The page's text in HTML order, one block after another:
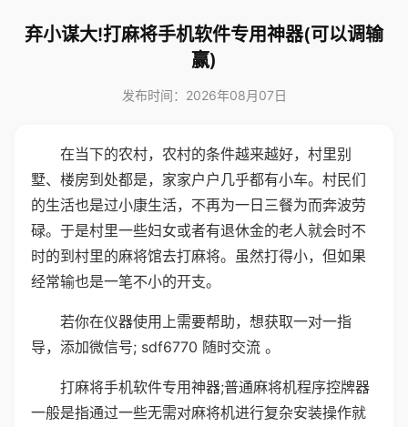
弃小谋大!打麻将手机软件专用神器(可以调输
赢)
发布时间：2026年08月07日
在当下的农村，农村的条件越来越好，村里别
墅、楼房到处都是，家家户户几乎都有小车。村民们
的生活也是过小康生活，不再为一日三餐为而奔波劳
碌。于是村里一些妇女或者有退休金的老人就会时不
时的到村里的麻将馆去打麻将。虽然打得小，但如果
经常输也是一笔不小的开支。
若你在仪器使用上需要帮助，想获取一对一指
导，添加微信号; sdf6770 随时交流 。
打麻将手机软件专用神器;普通麻将机程序控牌器
一般是指通过一些无需对麻将机进行复杂安装操作就